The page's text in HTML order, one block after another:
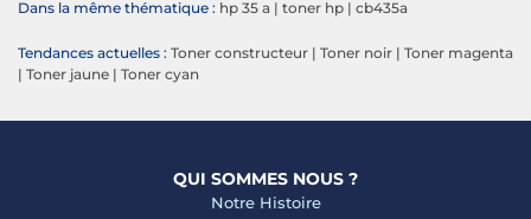
Dans la même thématique : hp 35 a | toner hp | cb435a
Tendances actuelles : Toner constructeur | Toner noir | Toner magenta
| Toner jaune | Toner cyan
QUI SOMMES NOUS ?
Notre Histoire